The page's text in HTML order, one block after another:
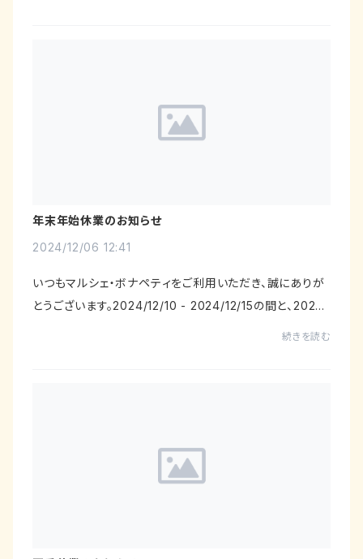
年末年始休業のお知らせ
2024/12/06 12:41
いつもマルシェ・ボナペティをご利用いただき、誠にありが
とうございます。2024/12/10 - 2024/12/15の間と、2024/
続きを読む